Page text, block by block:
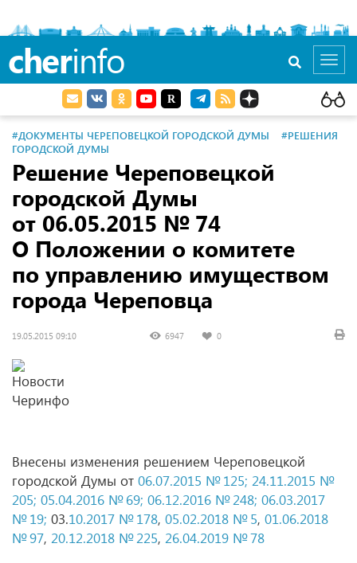
cherinfo
#ДОКУМЕНТЫ ЧЕРЕПОВЕЦКОЙ ГОРОДСКОЙ ДУМЫ
#РЕШЕНИЯ
ГОРОДСКОЙ ДУМЫ
Решение Череповецкой
городской Думы
от 06.05.2015 № 74
О Положении о комитете
по управлению имуществом
города Череповца
19.05.2015 09:10 6947 0
Внесены изменения решением Череповецкой
городской Думы от 06.07.2015 № 125; 24.11.2015 №
205; 05.04.2016 № 69; 06.12.2016 № 248; 06.03.2017
№ 19; 03.10.2017 № 178, 05.02.2018 № 5, 01.06.2018
№ 97, 20.12.2018 № 225, 26.04.2019 № 78